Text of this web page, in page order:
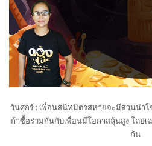
วันศุกร์ : เพื่อนสนิทมิตรสหายจะมีส่วนนำโ
ถ้าซื้อร่วมกันกับเพื่อนมีโอกาสลุ้นสูง โดยเ
กัน